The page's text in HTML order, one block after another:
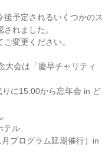
予定されるいくつかのス
れました。
変更ください。
大会は「慶早チャリティ
りに15:00から忘年会 in ど
テル
プログラム延期催行）in